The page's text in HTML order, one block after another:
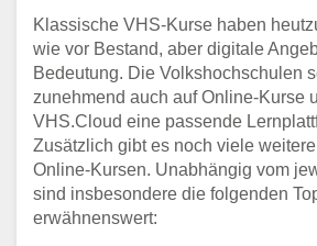
Klassische VHS-Kurse haben
wie vor Bestand, aber digitale
Bedeutung. Die Volkshochschulen
zunehmend auch auf Online-Kurse
VHS.Cloud eine passende
Zusätzlich gibt es noch viele
Online-Kursen. Unabhängig vom
sind insbesondere die folgenden
erwähnenswert: